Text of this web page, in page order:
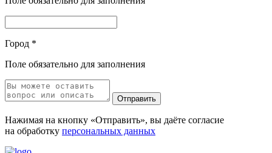
Город *
Поле обязательно для заполнения
Отправить
Нажимая на кнопку «Отправить», вы даёте согласие
на обработку персональных данных